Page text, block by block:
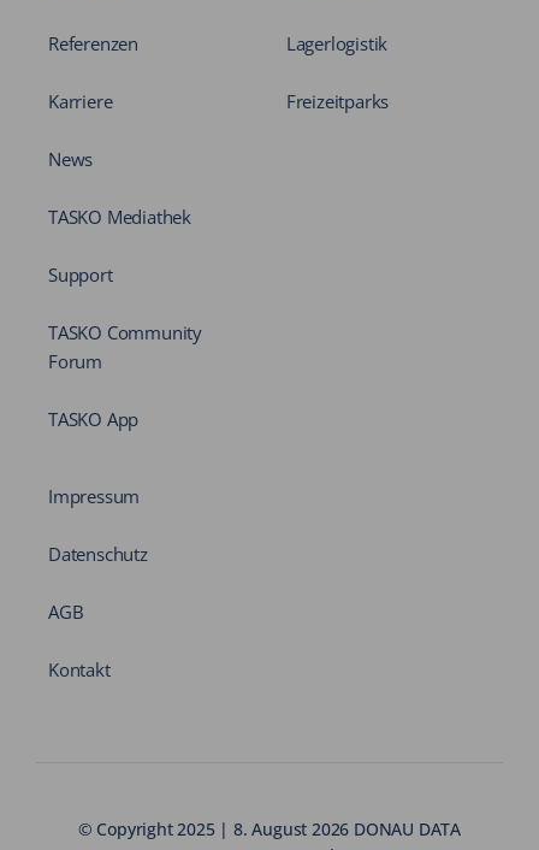
Referenzen
Karriere
News
TASKO Mediathek
Support
TASKO Community
Forum
TASKO App
Lagerlogistik
Freizeitparks
Impressum
Datenschutz
AGB
Kontakt
© Copyright 2025 | 8. August 2026 DONAU DATA